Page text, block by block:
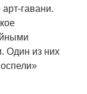
гавани.
Один из них